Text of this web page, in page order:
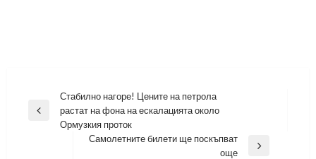
Навигация
Previous
Стабилно нагоре! Цените на петрола
растат на фона на ескалацията около
Ормузкия проток
Самолетните билети ще поскъпват
още